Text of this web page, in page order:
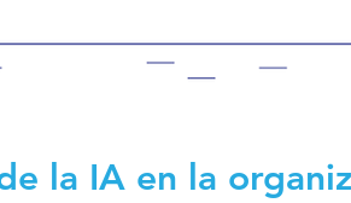
la IA en la